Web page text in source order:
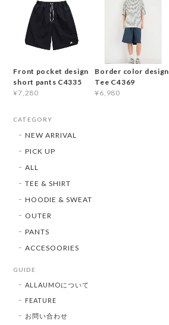
Front pocket design
short pants C4335
¥7,280
Border color design
Tee C4369
¥6,980
CATEGORY
NEW ARRIVAL
PICK UP
ALL
TEE & SHIRT
HOODIE & SWEAT
OUTER
PANTS
ACCESOORIES
GUIDE
ALLAUMOについて
FEATURE
お問い合わせ